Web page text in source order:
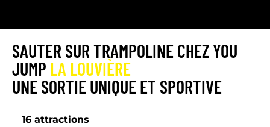
SAUTER SUR TRAMPOLINE CHEZ YOU
JUMP LA LOUVIÈRE
UNE SORTIE UNIQUE ET SPORTIVE
16 attractions